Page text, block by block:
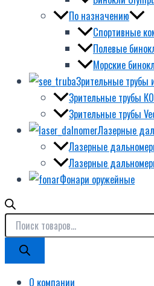
По назначению
Спортивные
Полевые
Морские
Зрительные трубы
Зрительные трубы
Зрительные трубы
Лазерные
Лазерные
Лазерные
Фонари оружейные
О компании